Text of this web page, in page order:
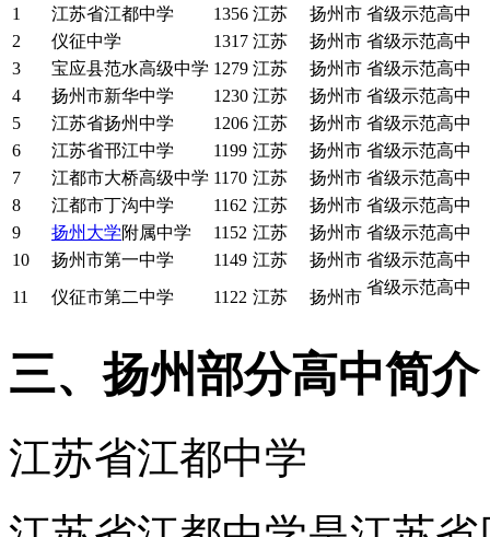
1
江苏省江都中学 1356 江苏 扬州市 省级示范高中
2
仪征中学 1317 江苏 扬州市 省级示范高中
3
宝应县范水高级中学 1279 江苏 扬州市 省级示范高中
4
扬州市新华中学 1230 江苏 扬州市 省级示范高中
5
江苏省扬州中学 1206 江苏 扬州市 省级示范高中
6
江苏省邗江中学 1199 江苏 扬州市 省级示范高中
7
江都市大桥高级中学 1170 江苏 扬州市 省级示范高中
8
江都市丁沟中学 1162 江苏 扬州市 省级示范高中
9
扬州大学附属中学 1152 江苏 扬州市 省级示范高中
10
扬州市第一中学 1149 江苏 扬州市 省级示范高中
11
仪征市第二中学 1122 江苏 扬州市
省级示范高中
三、扬州部分高中简介
江苏省江都中学